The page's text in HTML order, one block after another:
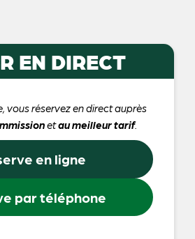
EN DIRECT
vous réservez en direct auprès
etau meilleur tarif.
en ligne
par téléphone